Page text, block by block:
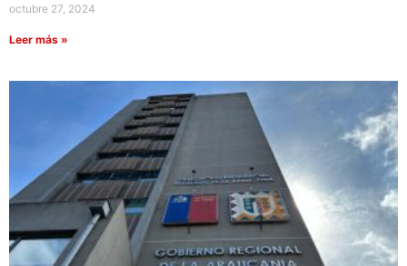
octubre 27, 2024
Leer más »